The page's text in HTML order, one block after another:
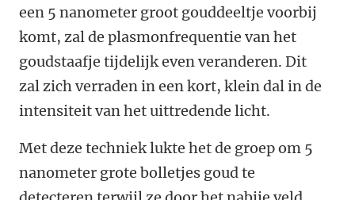
een 5 nanometer groot gouddeeltje voorbij
komt, zal de plasmonfrequentie van het
goudstaafje tijdelijk even veranderen. Dit
zal zich verraden in een kort, klein dal in de
intensiteit van het uittredende licht.
Met deze techniek lukte het de groep om 5
nanometer grote bolletjes goud te